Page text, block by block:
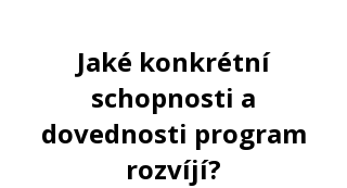
Jaké konkrétní
schopnosti a
dovednosti program
rozvíjí?